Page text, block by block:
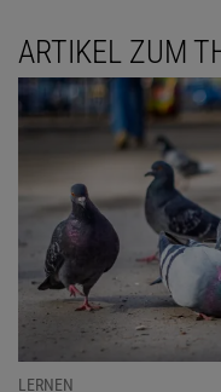
ARTIKEL ZUM
LERNEN